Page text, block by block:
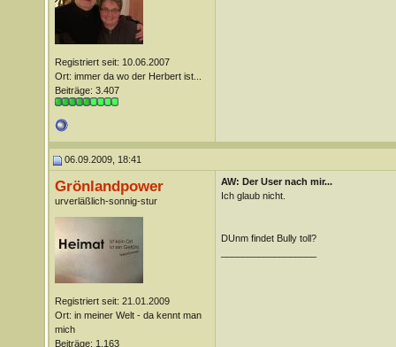
Registriert seit: 10.06.2007
Ort: immer da wo der Herbert ist...
Beiträge: 3.407
06.09.2009, 18:41
Grönlandpower
urverläßlich-sonnig-stur
Registriert seit: 21.01.2009
Ort: in meiner Welt - da kennt man
mich
Beiträge: 1.163
AW: Der User nach mir...
Ich glaub nicht.
DUnm findet Bully toll?